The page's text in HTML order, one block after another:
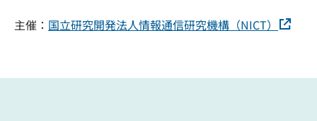
主催： 国立研究開発法人情報通信研究機構（NICT）